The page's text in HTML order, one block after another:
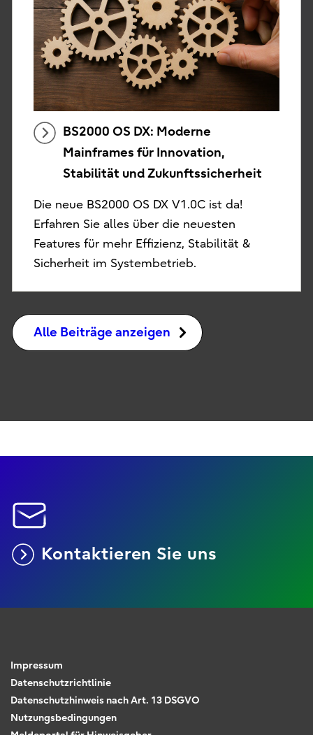
BS2000 OS DX: Moderne
Mainframes für Innovation,
Stabilität und Zukunftssicherheit
Die neue BS2000 OS DX V1.0C ist da!
Erfahren Sie alles über die neuesten
Features für mehr Effizienz, Stabilität &
Sicherheit im Systembetrieb.
Alle Beiträge anzeigen
Kontaktieren Sie uns
Impressum
Datenschutzrichtlinie
Datenschutzhinweis nach Art. 13 DSGVO
Nutzungsbedingungen